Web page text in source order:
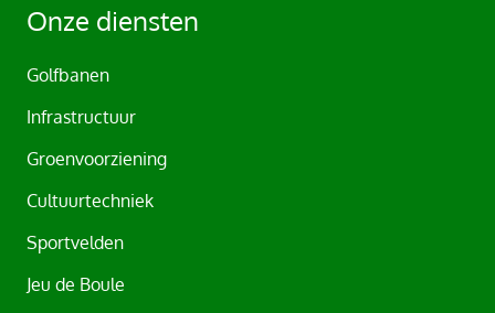
t
v
Onze diensten
Golfbanen
Infrastructuur
Groenvoorziening
Cultuurtechniek
Sportvelden
Jeu de Boule